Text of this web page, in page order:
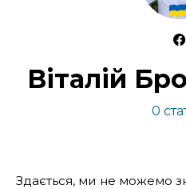
Віталій
0
Здається, ми не можемо